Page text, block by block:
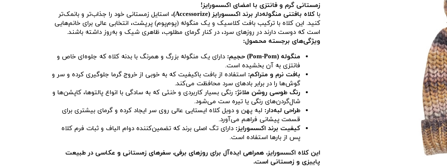
زمستانی گرم و فانتزی با امضای اکسسورایز!
با کلاه بافتنی منگوله‌دار برند اکسسورایز (Accessorize)
، استایل زمستانی خود را جذاب‌تر و بانمک‌تر
کنید. این کلاه با ترکیب بافت کلاسیک و یک منگوله (پوم‌پوم) پرپشت، انتخابی عالی برای خانم‌هایی
است که دوست دارند در روزهای سرد، در کنار گرمای مطلوب، ظاهری شیک و به‌روز داشته باشند.
ویژگی‌های برجسته محصول:
منگوله (Pom-Pom) حجیم:
دارای یک منگوله بزرگ و همرنگ با بدنه کلاه که جلوه‌ای خاص و
فانتزی به آن بخشیده است.
بافت نرم و متراکم: استفاده از بافت باکیفیت که به خوبی از خروج گرما جلوگیری کرده و سر و
گوش‌ها را در برابر بادهای سرد محافظت می‌کند.
رنگ طوسی روشن ملانژ: رنگی بسیار کاربردی و خنثی که به سادگی با انواع پالتوها، کاپشن‌ها و
شال‌گردن‌های رنگی یا تیره ست می‌شود.
طراحی لبه‌دار: لبه پهن و دوبل کلاه ایستایی عالی روی سر ایجاد کرده و گرمای بیشتری برای
قسمت پیشانی فراهم می‌آورد.
کیفیت برند اکسسورایز: دارای تگ اصلی برند که تضمین‌کننده دوام الیاف و ثبات فرم کلاه
پس از بارها استفاده است.
این کلاه اکسسورایز، همراهی ایده‌آل برای روزهای برفی، سفرهای زمستانی و عکاسی در طبیعت
پاییزی و زمستانی است.